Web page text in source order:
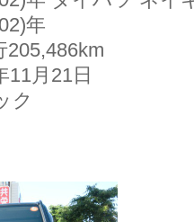
年
11月21日
ク